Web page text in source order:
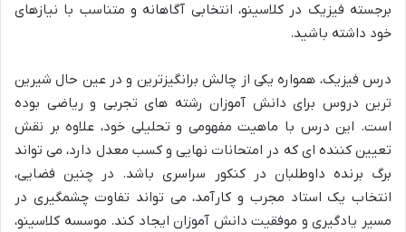
برجسته فیزیک در کلاسینو، انتخابی آگاهانه و متناسب با نیازهای
خود داشته باشید.
درس فیزیک، همواره یکی از چالش برانگیزترین و در عین حال شیرین
ترین دروس برای دانش آموزان رشته های تجربی و ریاضی بوده
است. این درس با ماهیت مفهومی و تحلیلی خود، علاوه بر نقش
تعیین کننده ای که در امتحانات نهایی و کسب معدل دارد، می تواند
برگ برنده داوطلبان در کنکور سراسری باشد. در چنین فضایی،
انتخاب یک استاد مجرب و کارآمد، می تواند تفاوت چشمگیری در
مسیر یادگیری و موفقیت دانش آموزان ایجاد کند. موسسه کلاسینو،